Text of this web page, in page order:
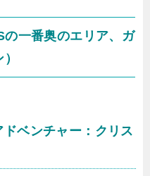
の一番奥のエリア、ガ
ベンチャー：クリス